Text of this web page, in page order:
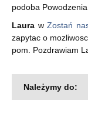
podoba
Laura wZostań
zapytac o
pom. Pozdrawiam
Należymy do: